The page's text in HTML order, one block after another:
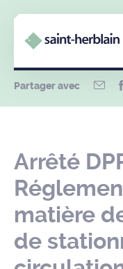
Partager avec
Arrêté
matière
de